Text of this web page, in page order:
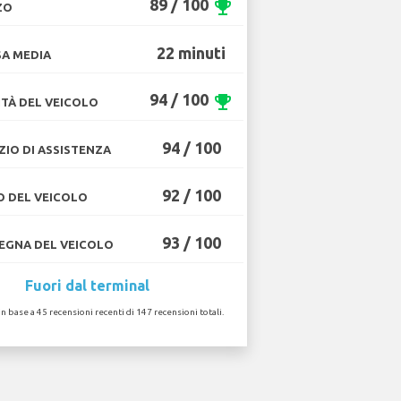
89 / 100 emoji_events
MEDIA 22 minuti
DEL VEICOLO 94 / 100 emoji_events
DI ASSISTENZA 94 / 100
DEL VEICOLO 92 / 100
DEL VEICOLO 93 / 100
Fuori dal terminal
base a 45 recensioni recenti di 147 recensioni totali.